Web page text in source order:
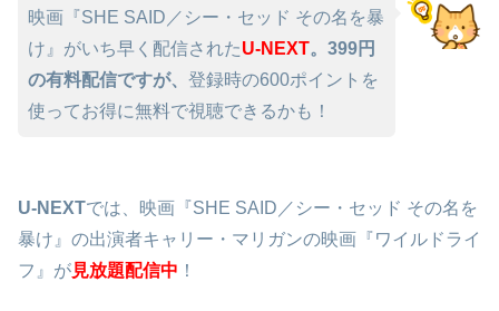
映画『SHE SAID／シー・セッド その名を暴
け』がいち早く配信されたU-NEXT。399円
の有料配信ですが、 登録時の600ポイントを
使ってお得に無料で視聴できるかも！
U-NEXTでは、映画『SHE SAID／シー・セッド その名を
暴け』の出演者キャリー・マリガンの映画『ワイルドライ
フ』が見放題配信中 ！